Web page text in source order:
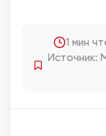
1 мин
Источник: